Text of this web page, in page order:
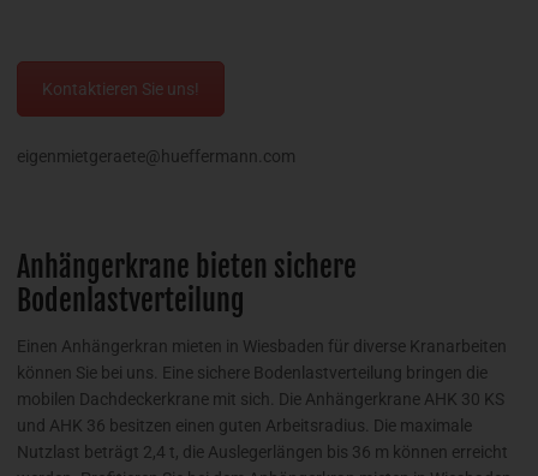
Kontaktieren Sie uns!
eigenmietgeraete@hueffermann.com
Anhängerkrane bieten sichere
Bodenlastverteilung
Einen Anhängerkran mieten in Wiesbaden für diverse Kranarbeiten
können Sie bei uns. Eine sichere Bodenlastverteilung bringen die
mobilen Dachdeckerkrane mit sich. Die Anhängerkrane AHK 30 KS
und AHK 36 besitzen einen guten Arbeitsradius. Die maximale
Nutzlast beträgt 2,4 t, die Auslegerlängen bis 36 m können erreicht